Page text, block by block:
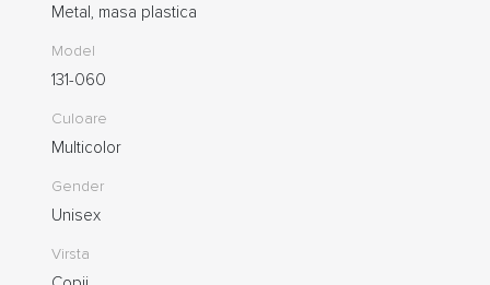
Metal, masa plastica
Model
131-060
Culoare
Multicolor
Gender
Unisex
Virsta